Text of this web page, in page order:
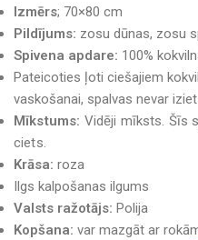
Izmērs; 70×80 cm
Pildījums: zosu dūnas, zosu
Spivena apdare: 100%
Pateicoties ļoti ciešajiem
vaskošanai, spalvas nevar
Mīkstums: Vidēji mīksts. Šīs
ciets.
Krāsa: roza
Ilgs kalpošanas ilgums
Valsts ražotājs: Polija
Kopšana: var mazgāt ar